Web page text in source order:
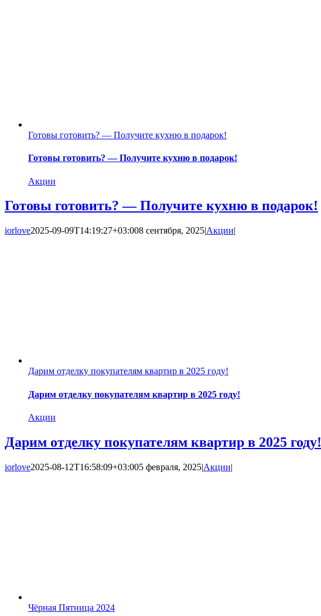
Готовы готовить? — Получите кухню в подарок!
Готовы готовить? — Получите кухню в подарок!
Акции
Готовы готовить? — Получите кухню в подарок!
iorlove2025-09-09T14:19:27+03:008 сентября, 2025|Акции|
Дарим отделку покупателям квартир в 2025 году!
Дарим отделку покупателям квартир в 2025 году!
Акции
Дарим отделку покупателям квартир в 2025 году!
iorlove2025-08-12T16:58:09+03:005 февраля, 2025|Акции|
Чёрная Пятница 2024